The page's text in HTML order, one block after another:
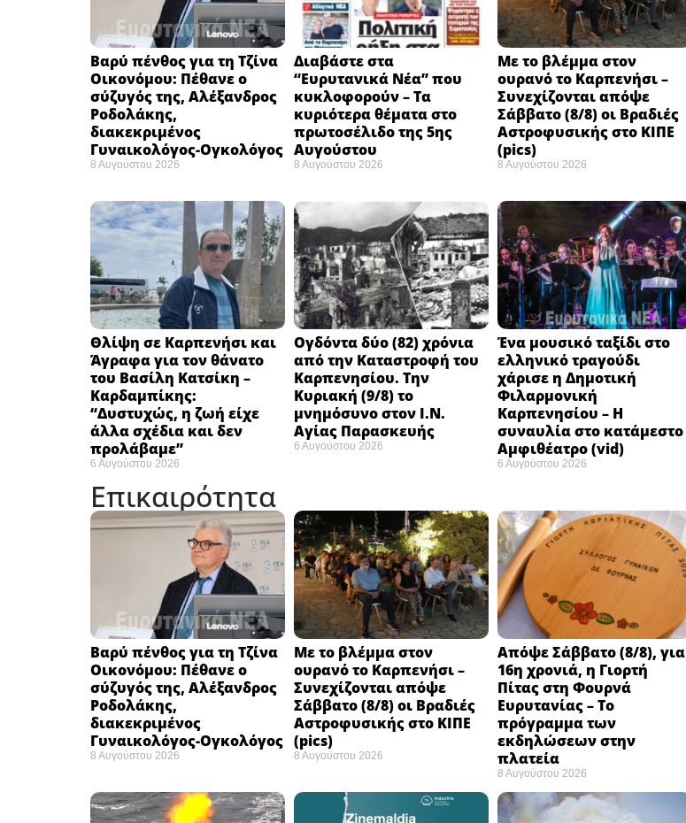
Βαρύ πένθος για τη Τζίνα
Οικονόμου: Πέθανε ο
σύζυγός της, Αλέξανδρος
Ροδολάκης,
διακεκριμένος
Γυναικολόγος-Ογκολόγος
8 Αυγούστου 2026
Διαβάστε στα
“Ευρυτανικά Νέα” που
κυκλοφορούν – Τα
κυριότερα θέματα στο
πρωτοσέλιδο της 5ης
Αυγούστου
8 Αυγούστου 2026
Με το βλέμμα στον
ουρανό το Καρπενήσι –
Συνεχίζονται απόψε
Σάββατο (8/8) οι Βραδιές
Αστροφυσικής στο ΚΙΠΕ
(pics)
8 Αυγούστου 2026
Θλίψη σε Καρπενήσι και
Άγραφα για τον θάνατο
του Βασίλη Κατσίκη –
Καρδαμπίκης:
“Δυστυχώς, η ζωή είχε
άλλα σχέδια και δεν
προλάβαμε”
6 Αυγούστου 2026
Ογδόντα δύο (82) χρόνια
από την Καταστροφή του
Καρπενησίου. Την
Κυριακή (9/8) το
μνημόσυνο στον Ι.Ν.
Αγίας Παρασκευής
6 Αυγούστου 2026
Ένα μουσικό ταξίδι στο
ελληνικό τραγούδι
χάρισε η Δημοτική
Φιλαρμονική
Καρπενησίου – Η
συναυλία στο κατάμεστο
Αμφιθέατρο (vid)
6 Αυγούστου 2026
Επικαιρότητα
Βαρύ πένθος για τη Τζίνα
Οικονόμου: Πέθανε ο
σύζυγός της, Αλέξανδρος
Ροδολάκης,
διακεκριμένος
Γυναικολόγος-Ογκολόγος
8 Αυγούστου 2026
Με το βλέμμα στον
ουρανό το Καρπενήσι –
Συνεχίζονται απόψε
Σάββατο (8/8) οι Βραδιές
Αστροφυσικής στο ΚΙΠΕ
(pics)
8 Αυγούστου 2026
Απόψε Σάββατο (8/8), για
16η χρονιά, η Γιορτή
Πίτας στη Φουρνά
Ευρυτανίας – Το
πρόγραμμα των
εκδηλώσεων στην
πλατεία
8 Αυγούστου 2026